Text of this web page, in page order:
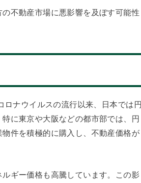
不動産市場に悪影響を及ぼす可能性
ナウイルスの流行以来、日本では円
に東京や大阪などの都市部では、円
件を積極的に購入し、不動産価格が
ギー価格も高騰しています。この影